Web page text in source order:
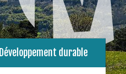
Développement durable